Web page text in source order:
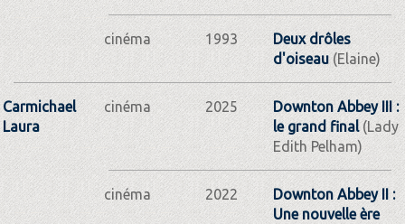
cinéma 1993
Deux drôles
d'oiseau(Elaine)
Carmichael
Laura
cinéma 2025
Downton Abbey III :
le grand final(Lady
Edith Pelham)
cinéma 2022
Downton Abbey II :
Une nouvelle ère